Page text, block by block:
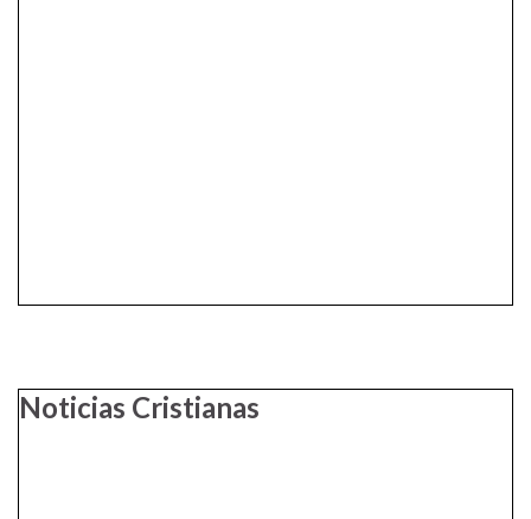
Noticias Cristianas